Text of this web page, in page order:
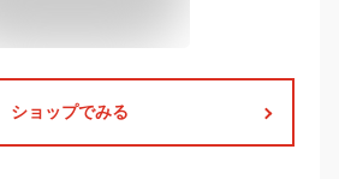
ショップでみる